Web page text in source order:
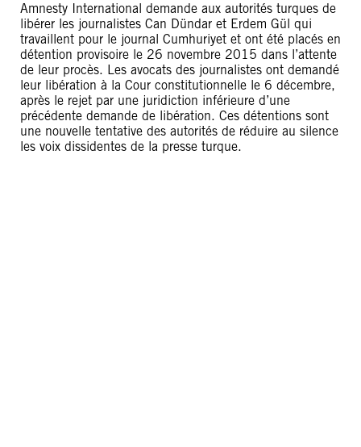
Amnesty International demande aux autorités turques de
libérer les journalistes Can Dündar et Erdem Gül qui
travaillent pour le journal Cumhuriyet et ont été placés en
détention provisoire le 26 novembre 2015 dans l’attente
de leur procès. Les avocats des journalistes ont demandé
leur libération à la Cour constitutionnelle le 6 décembre,
après le rejet par une juridiction inférieure d’une
précédente demande de libération. Ces détentions sont
une nouvelle tentative des autorités de réduire au silence
les voix dissidentes de la presse turque.